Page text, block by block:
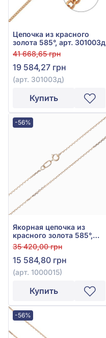
Цепочка из красного
золота 585°, арт. 301003д
41 668,65 грн
19 584,27 грн
(арт. 301003д)
Купить
-56%
Якорная цепочка из
красного золота 585°,
без вставки, арт. 1000015
35 420,00 грн
15 584,80 грн
(арт. 1000015)
Купить
-56%